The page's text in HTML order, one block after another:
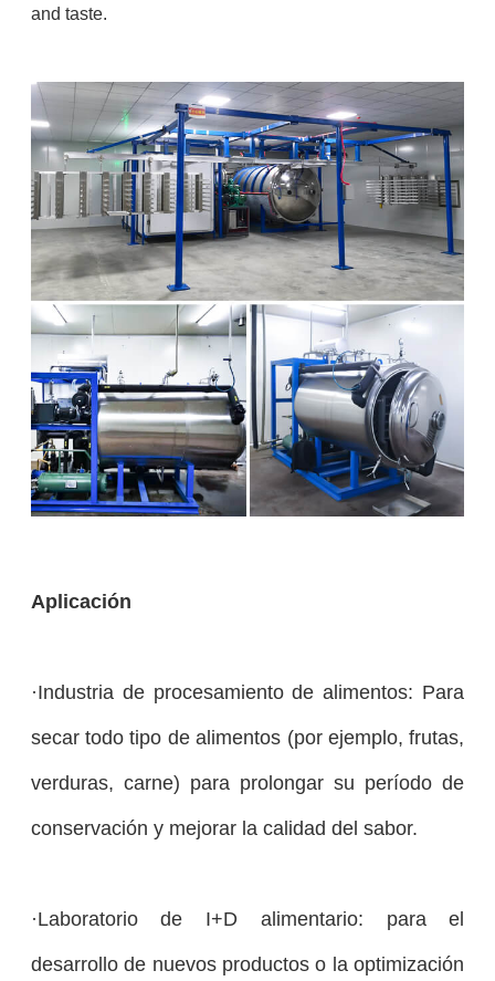
and taste.
Aplicación
·Industria de procesamiento de alimentos: Para
secar todo tipo de alimentos (por ejemplo, frutas,
verduras, carne) para prolongar su período de
conservación y mejorar la calidad del sabor.
·Laboratorio de I+D alimentario: para el
desarrollo de nuevos productos o la optimización